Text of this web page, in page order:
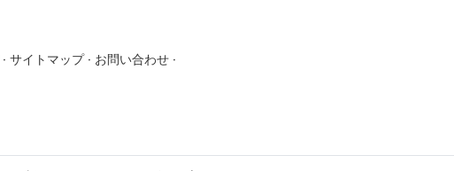
· サイトマップ · お問い合わせ ·